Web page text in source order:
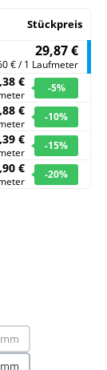
Stückpreis
29,87 €
€ / 1 Laufmeter
€ -5%
€ -10%
€ -15%
€ -20%
verfügbar.)
Option ist zurzeit